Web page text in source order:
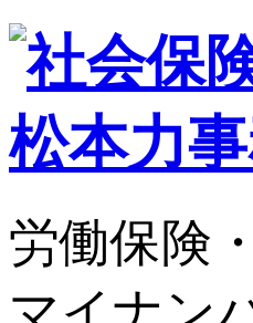
労働保険
マイナン